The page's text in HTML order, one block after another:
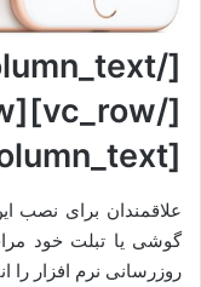
[vc_column_text]
علاقمندان برای نصب
گوشی یا تبلت خود
روزرسانی نرم افزار را